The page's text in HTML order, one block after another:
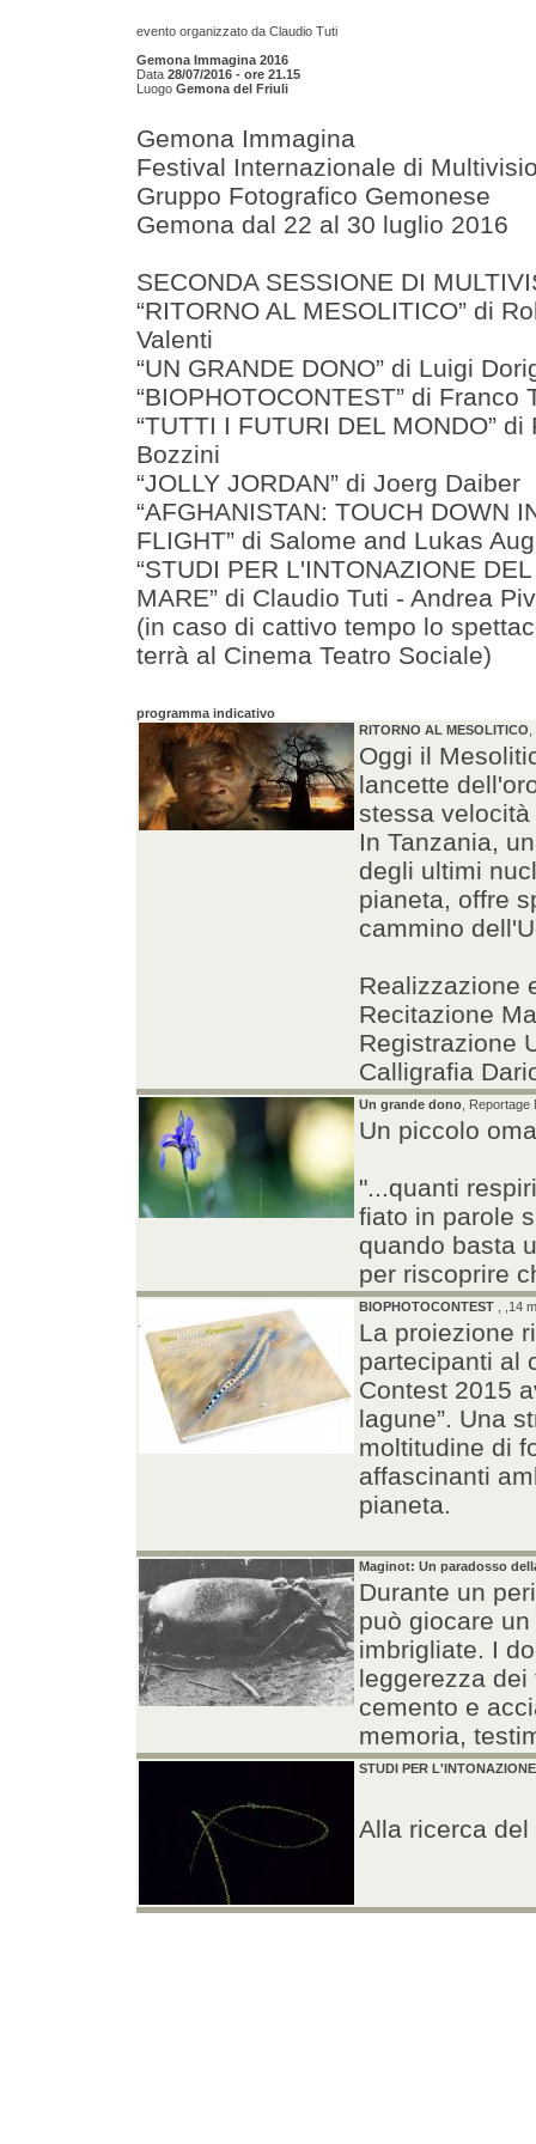
evento organizzato da Claudio Tuti
Gemona Immagina 2016
Data 28/07/2016 - ore 21.15
Luogo Gemona del Friuli
Gemona Immagina
Festival Internazionale di
Gruppo Fotografico Gemonese
Gemona dal 22 al 30 luglio 2016
SECONDA SESSIONE DI
“RITORNO AL MESOLITICO” di
Valenti
“UN GRANDE DONO” di Luigi
“BIOPHOTOCONTEST” di Franco
“TUTTI I FUTURI DEL MONDO” di
Bozzini
“JOLLY JORDAN” di Joerg Daiber
“AFGHANISTAN: TOUCH DOWN
FLIGHT” di Salome and Lukas
“STUDI PER L'INTONAZIONE DEL
MARE” di Claudio Tuti - Andrea
(in caso di cattivo tempo lo
terrà al Cinema Teatro Sociale)
programma indicativo
RITORNO AL MESOLITICO
Oggi il
lancette
stessa
In Tanzania,
degli ultimi
pianeta, offre
cammino
Realizzazione
Recitazione
Registrazione
Calligrafia
Un grande dono ,
Un piccolo
"...quanti
fiato in parole
quando basta
per riscoprire
BIOPHOTOCONTEST , ,14
La proiezione
partecipanti al
Contest 2015
lagune”. Una
moltitudine di
affascinanti
pianeta.
Maginot: Un paradosso
Durante un
può giocare
imbrigliate. I
leggerezza
cemento e
memoria,
STUDI PER
Alla ricerca